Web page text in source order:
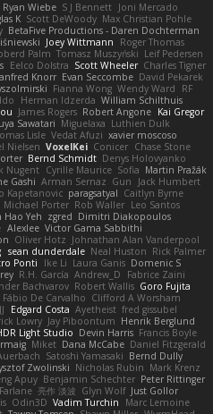
Joni Mercado
S J Bennett
Ryan Wiebe
Max Christian Pohle
Scott DeWoody
K.
BetaFive Productions - Daren Dochterman
Roger Thomas
Joey Wittmann
Leif Pedersen
Tomasz Muszyński
Palm
Charles Tigner
Scott Wheeler
Eelco Dolstra
David Pekarek
Evan Seccombe
Knorr
RF
Wendy Ward
Fianna Wong
William Schilthuis
Herman Idzerda
Kai Gregor
Robert Angone
James Rogers
Luthien Dulk
Miguelaxa
Sawatari
xavier moscoso
Vedat Afuzi
Lisle
Chase Stone
Conicer
VoxelKei
Nielsen
Denys Holovyanko
Bernd Schmidt
Martin Pražák
Sofia
Cyrille Maurice
Nugent
Jack Humbert
Gun
Arman Sernaz
Gashi
Caitlyn Byrne
paragsatyal
Kapetanovic
Leo Santos
Rob Waller
Michael Porter
Dimitri Diakopoulos
zgred
Hao Yeh
Victor Gama Sabbithi
Alexlee
Johnathan Alan Vanderpool
Oliver Hotz
Rick Palmer
Neal Huston
sean dunderdale
Domenic S
Laura Ganis
Ike Li
Ponti
Fabrice Zaini
Andrew_D
R.H. García
Goro Fujita
Robert Wallis
Bachvarov
Clifford A Worsham
Fábio De Carvalho
fred gissubel
Ayetheist
Edgard Costa
JJ
Henrik Berglund
Jay Piboontum
Lowry
Francis Boyle
Devin Harris
Light Studio
Daniel Fitzgerald
Dana McCabe
Miket
Bernd Dully
Satoshi Yamasaki
Mark Krenz
Nicholas Rubin
Zwolinski
Peter Rittinger
Benjamin Schechter
Apuy
Just Gollor
Glyn Wolf
亮作 淡波
Marc Lemoine
Vadim Turchin
Odin3D